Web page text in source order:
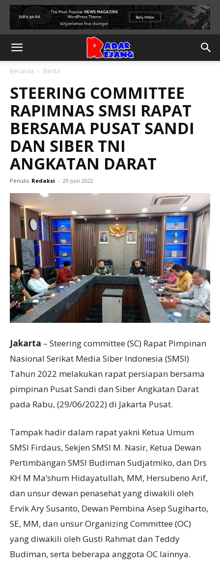
Beranda Berita
STEERING COMMITTEE
RAPIMNAS SMSI RAPAT
BERSAMA PUSAT SANDI
DAN SIBER TNI
ANGKATAN DARAT
Penulis Redaksi - 29 Juni 2022
Jakarta – Steering committee (SC) Rapat Pimpinan
Nasional Serikat Media Siber Indonesia (SMSI)
Tahun 2022 melakukan rapat persiapan bersama
pimpinan Pusat Sandi dan Siber Angkatan Darat
pada Rabu, (29/06/2022) di Jakarta Pusat.
Tampak hadir dalam rapat yakni Ketua Umum
SMSI Firdaus, Sekjen SMSI M. Nasir, Ketua Dewan
Pertimbangan SMSI Budiman Sudjatmiko, dan Drs
KH M Ma’shum Hidayatullah, MM, Hersubeno Arif,
dan unsur dewan penasehat yang diwakili oleh
Ervik Ary Susanto, Dewan Pembina Asep Sugiharto,
SE, MM, dan unsur Organizing Committee (OC)
yang diwakili oleh Gusti Rahmat dan Teddy
Budiman, serta beberapa anggota OC lainnya.